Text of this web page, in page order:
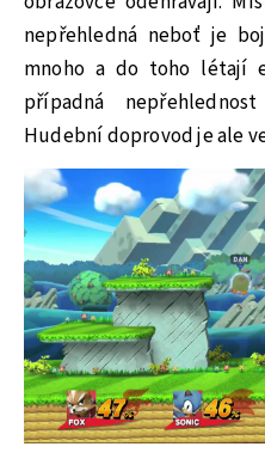
nepřehledná neboť je
mnoho a do toho létají
případná
Hudební doprovod je ale